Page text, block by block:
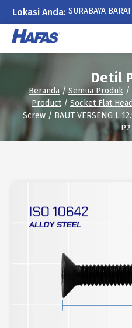
Lokasi Anda: SURABAYA BARAT
Lewati
konten
Detil
Beranda/Semua Produk /
Product/ Socket Flat
Screw/ BAUT VERSENG L